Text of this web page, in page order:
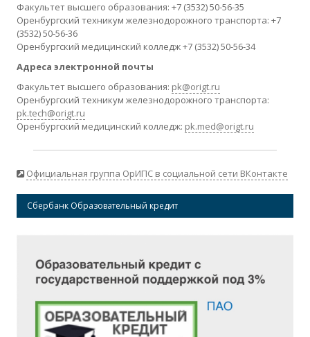
Факультет высшего образования: +7 (3532) 50-56-35
Оренбургский техникум железнодорожного транспорта: +7
(3532) 50-56-36
Оренбургский медицинский колледж +7 (3532) 50-56-34
Адреса электронной почты
Факультет высшего образования: pk@origt.ru
Оренбургский техникум железнодорожного транспорта:
pk.tech@origt.ru
Оренбургский медицинский колледж: pk.med@origt.ru
Официальная группа ОрИПС в социальной сети ВКонтакте
Сбербанк Образовательный кредит